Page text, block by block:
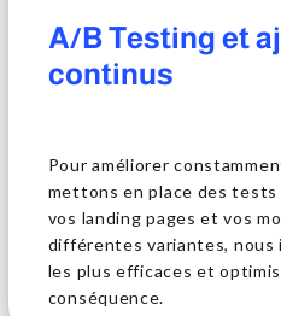
A/B Testing et
continus
Pour améliorer
mettons en place des tests
vos landing pages et vos
différentes variantes,
les plus efficaces et
conséquence.